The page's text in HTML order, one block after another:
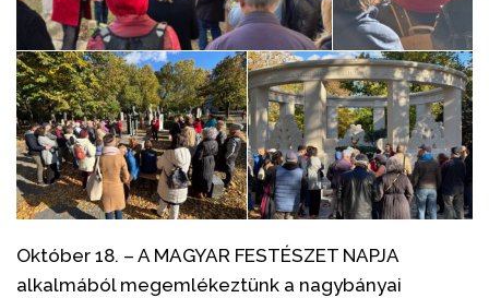
Október 18. – A MAGYAR FESTÉSZET NAPJA
alkalmából megemlékeztünk a nagybányai